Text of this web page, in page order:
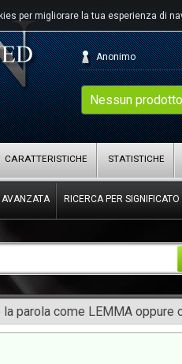
per migliorare la tua esperienza di
Nessun
Anonimo
CARATTERISTICHE STATISTICHE
AVANZATA RICERCA PER SIGNIFICATO
parola come LEMMA oppure